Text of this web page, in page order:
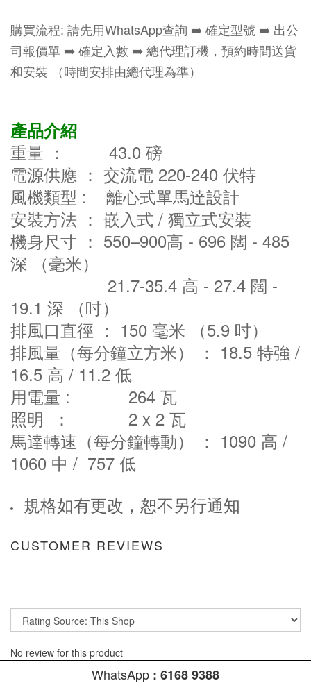
購買流程: 請先用WhatsApp查詢 ➡️ 確定型號 ➡️ 出公
司報價單 ➡️ 確定入數 ➡️ 總代理訂機，預約時間送貨
和安裝 （時間安排由總代理為準）
產品介紹
重量 ： 43.0 磅
電源供應 ： 交流電 220-240 伏特
風機類型 : 離心式單馬達設計
安裝方法 ： 嵌入式 / 獨立式安裝
機身尺寸 ： 550–900高 - 696 闊 - 485
深 （毫米）
21.7-35.4 高 - 27.4 闊 -
19.1 深 （吋）
排風口直徑 ： 150 毫米 （5.9 吋）
排風量（每分鐘立方米） ： 18.5 特強 /
16.5 高 / 11.2 低
用電量 : 264 瓦
照明 ： 2 x 2 瓦
馬達轉速（每分鐘轉動） ： 1090 高 /
1060 中 / 757 低
規格如有更改，恕不另行通知
CUSTOMER REVIEWS
No review for this product
WhatsApp : 6168 9388